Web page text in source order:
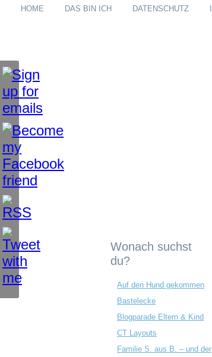
HOME DAS BIN ICH DATENSCHUTZ
Wonach suchst
du?
Auf den Hund gekommen
Bastelecke
Blogparade Eltern & Kind
CT Layouts
Familie S. aus B. – und der